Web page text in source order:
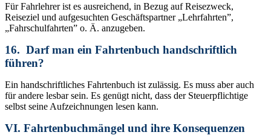
Für Fahrlehrer ist es ausreichend, in Bezug auf Reisezweck,
Reiseziel und aufgesuchten Geschäftspartner „Lehrfahrten”,
„Fahrschulfahrten” o. Ä. anzugeben.
16. Darf man ein Fahrtenbuch handschriftlich
führen?
Ein handschriftliches Fahrtenbuch ist zulässig. Es muss aber auch
für andere lesbar sein. Es genügt nicht, dass der Steuerpflichtige
selbst seine Aufzeichnungen lesen kann.
VI. Fahrtenbuchmängel und ihre Konsequenzen